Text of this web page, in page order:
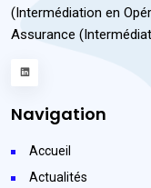
(Intermédiation en
Assurance
Navigation
Accueil
Actualités